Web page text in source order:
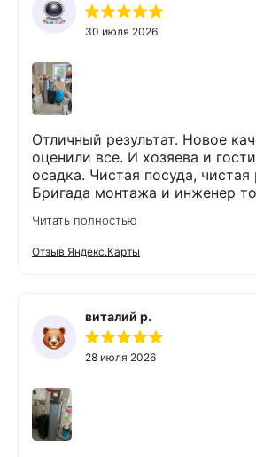
30 июля 2026
Отличный результат. Новое
оценили все. И хозяева и
осадка. Чистая посуда, чистая
Бригада монтажа и инженер
рассказали. Монтаж прошел
проблем и неудобств.
занимает много места и легко
отличные. Могу всем
компанию и ее специалистов.
Читать полностью
Отзыв Яндекс.Карты
виталий р.
28 июля 2026